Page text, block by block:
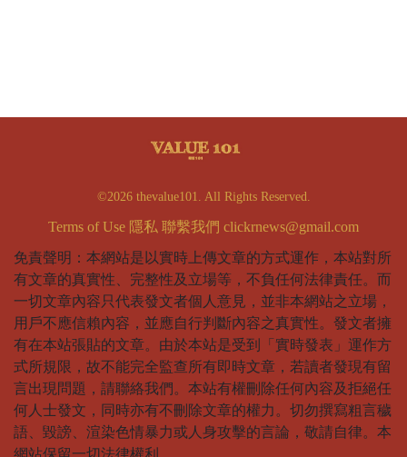
©2026 thevalue101. All Rights Reserved.
Terms of Use 隱私 聯繫我們 clickrnews@gmail.com
免責聲明：本網站是以實時上傳文章的方式運作，本站對所
有文章的真實性、完整性及立場等，不負任何法律責任。而
一切文章內容只代表發文者個人意見，並非本網站之立場，
用戶不應信賴內容，並應自行判斷內容之真實性。發文者擁
有在本站張貼的文章。由於本站是受到「實時發表」運作方
式所規限，故不能完全監查所有即時文章，若讀者發現有留
言出現問題，請聯絡我們。本站有權刪除任何內容及拒絕任
何人士發文，同時亦有不刪除文章的權力。切勿撰寫粗言穢
語、毀謗、渲染色情暴力或人身攻擊的言論，敬請自律。本
網站保留一切法律權利。